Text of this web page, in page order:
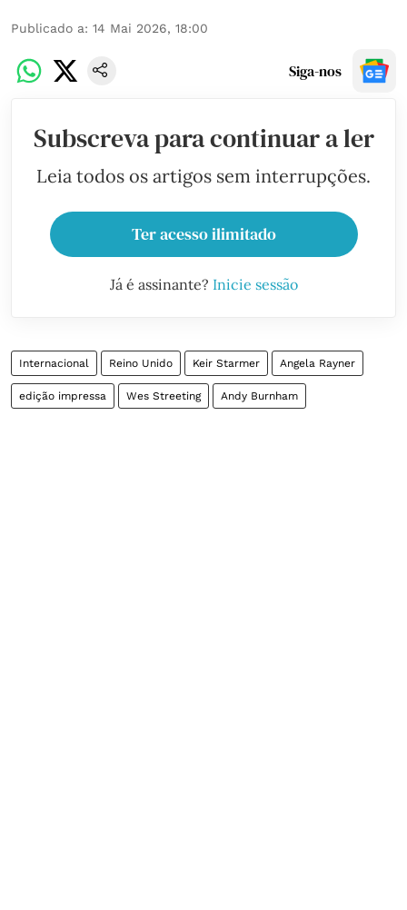
Publicado a: 14 Mai 2026, 18:00
Siga-nos
Subscreva para continuar a ler
Leia todos os artigos sem interrupções.
Ter acesso ilimitado
Já é assinante? Inicie sessão
Internacional Reino Unido Keir Starmer Angela Rayner
edição impressa Wes Streeting Andy Burnham